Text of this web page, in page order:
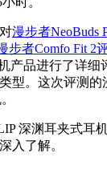
漫步者NeoBuds
步者Comfo Fit 2
产品进行了详细
型。这次评测
深渊耳夹式耳
入了解。